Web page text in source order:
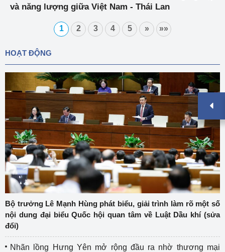
và năng lượng giữa Việt Nam - Thái Lan
1 2 3 4 5 » »»
HOẠT ĐỘNG
Bộ trưởng Lê Mạnh Hùng phát biểu, giải trình làm rõ một số
nội dung đại biểu Quốc hội quan tâm về Luật Dầu khí (sửa
đổi)
Nhãn lồng Hưng Yên mở rộng đầu ra nhờ thương mại